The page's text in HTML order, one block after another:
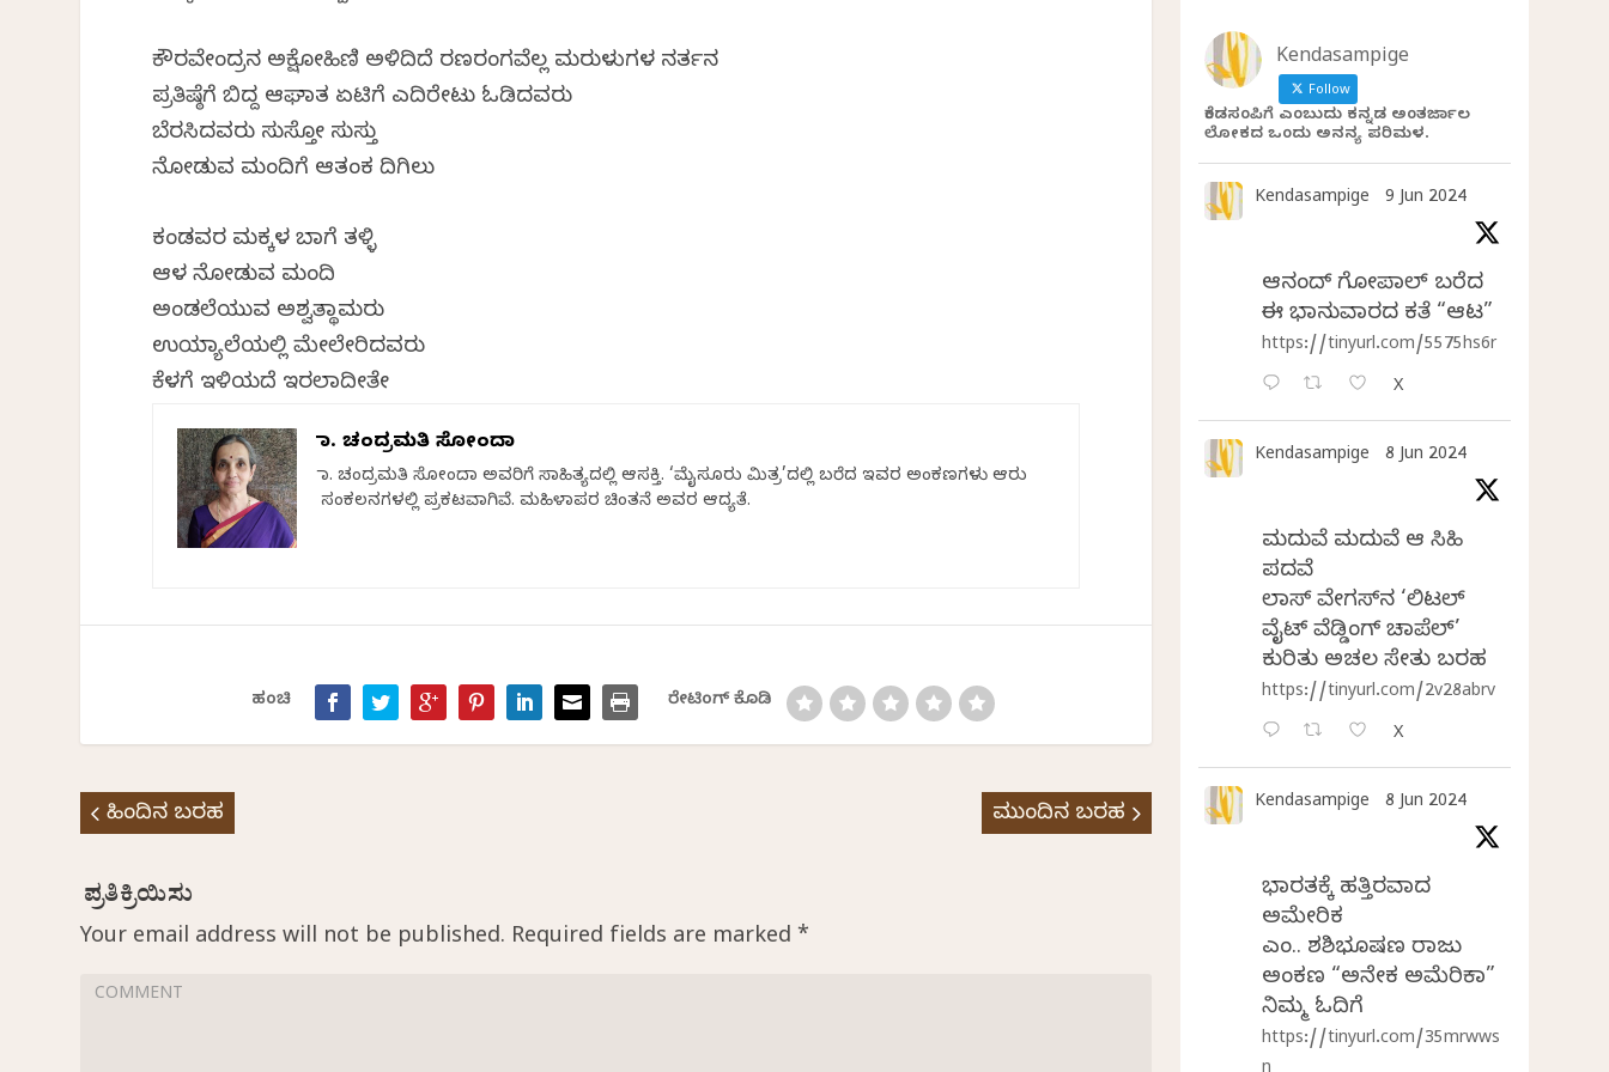
ಕೌರವೇಂದ್ರನ ಅಕ್ಷೋಹಿಣಿ ಅಳಿದಿದೆ ರಣರಂಗವೆಲ್ಲ ಮರುಳುಗಳ ನರ್ತನ
ಪ್ರತಿಷ್ಠೆಗೆ ಬಿದ್ದ ಆಘಾತ ಏಟಿಗೆ ಎದಿರೇಟು ಓಡಿದವರು
ಬೆರಸಿದವರು ಸುಸ್ತೋ ಸುಸ್ತು
ನೋಡುವ ಮಂದಿಗೆ ಆತಂಕ ದಿಗಿಲು
ಕಂಡವರ ಮಕ್ಕಳ ಬಾವಿಗೆ ತಳ್ಳಿ
ಆಳ ನೋಡುವ ಮಂದಿ
ಅಂಡಲೆಯುವ ಅಶ್ವತ್ಥಾಮರು
ಉಯ್ಯಾಲೆಯಲ್ಲಿ ಮೇಲೇರಿದವರು
ಕೆಳಗೆ ಇಳಿಯದೆ ಇರಲಾದೀತೇ
ಡಾ. ಚಂದ್ರಮತಿ ಸೋಂದಾ
ಡಾ. ಚಂದ್ರಮತಿ ಸೋಂದಾ ಅವರಿಗೆ ಸಾಹಿತ್ಯದಲ್ಲಿ ಆಸಕ್ತಿ. ‘ಮೈಸೂರು ಮಿತ್ರ’ದಲ್ಲಿ ಬರೆದ ಇವರ ಅಂಕಣಗಳು ಆರು
ಸಂಕಲನಗಳಲ್ಲಿ ಪ್ರಕಟವಾಗಿವೆ. ಮಹಿಳಾಪರ ಚಿಂತನೆ ಅವರ ಆದ್ಯತೆ.
ಹಂಚಿ ರೇಟಿಂಗ್ ಕೊಡಿ
ಹಿಂದಿನ ಬರಹ ಮುಂದಿನ ಬರಹ
Your email address will not be published. Required fields are marked*
Kendasampige
Follow
ಕೆಂಡಸಂಪಿಗೆ ಎಂಬುದು ಕನ್ನಡ ಅಂತರ್ಜಾಲ
ಲೋಕದ ಒಂದು ಅನನ್ಯ ಪರಿಮಳ.
Kendasampige 9 Jun 2024
ಆನಂದ್‌ ಗೋಪಾಲ್‌ ಬರೆದ
ಈ ಭಾನುವಾರದ ಕತೆ “ಆಟ”
https://tinyurl.com/5575hs6r
X
Kendasampige 8 Jun 2024
ಮದುವೆ ಮದುವೆ ಆ ಸಿಹಿ
ಪದವೆ
ಲಾಸ್‌ ವೇಗಸ್‌ನ ‘ಲಿಟಲ್
ವೈಟ್ ವೆಡ್ಡಿಂಗ್ ಚಾಪೆಲ್’
ಕುರಿತು ಅಚಲ ಸೇತು ಬರಹ
https://tinyurl.com/2v28abrv
X
Kendasampige 8 Jun 2024
ಭಾರತಕ್ಕೆ ಹತ್ತಿರವಾದ
ಅಮೇರಿಕ
ಎಂ.ವಿ. ಶಶಿಭೂಷಣ ರಾಜು
ಅಂಕಣ “ಅನೇಕ ಅಮೆರಿಕಾ”
ನಿಮ್ಮ ಓದಿಗೆ
https://tinyurl.com/35mrwws